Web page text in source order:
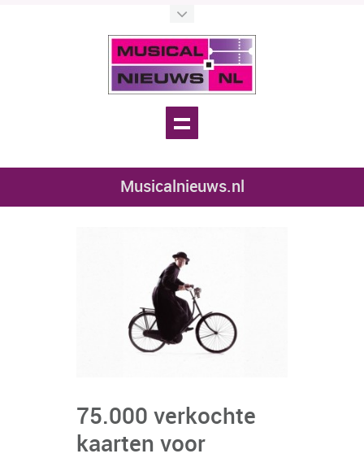
Musicalnieuws.nl
75.000 verkochte
kaarten voor